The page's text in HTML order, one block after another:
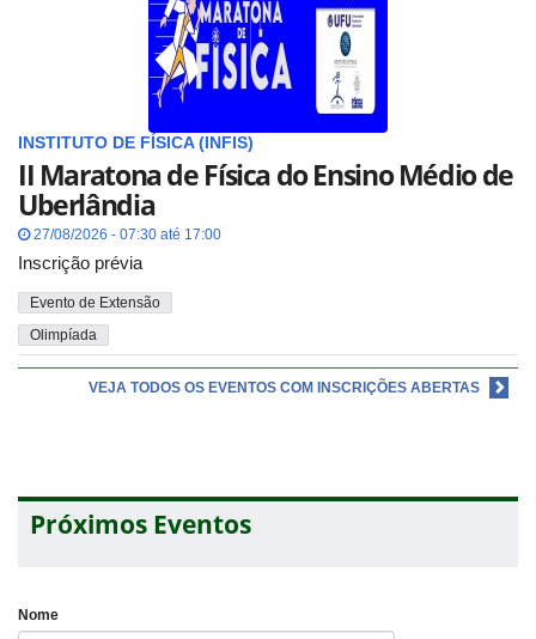
INSTITUTO DE FÍSICA (INFIS)
II Maratona de Física do Ensino Médio de
Uberlândia
27/08/2026 - 07:30 até 17:00
Inscrição prévia
Evento de Extensão
Olimpíada
VEJA TODOS OS EVENTOS COM INSCRIÇÕES ABERTAS
Próximos Eventos
Nome